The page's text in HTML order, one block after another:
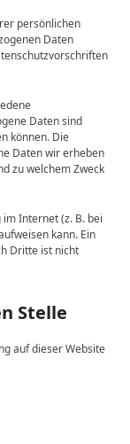
persönlichen
Daten
Daten sind
können. Die
Daten wir erheben
zu welchem Zweck
Internet (z. B. bei
kann. Ein
Dritte ist nicht
Stelle
auf dieser Website